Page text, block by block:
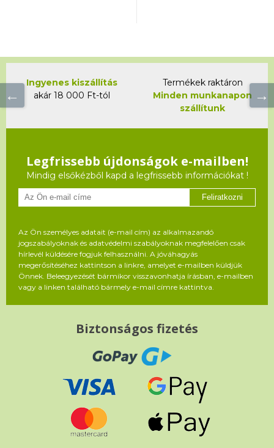
Ingyenes kiszállítás
akár 18 000 Ft-tól
Termékek raktáron
Minden munkanapon
szállítunk
Legfrissebb újdonságok e-mailben!
Mindig elsőkézből kapd a legfrissebb információkat !
Feliratkozni
Az Ön személyes adatait (e-mail cím) az alkalmazandó
jogszabályoknak és adatvédelmi szabályoknak megfelelően csak
hírlevél küldésére fogjuk felhasználni. A jóváhagyás
megerősítéséhez kattintson a linkre, amelyet e-mailben küldjük
Önnek. Beleegyezését bármikor visszavonhatja írásban, e-mailben
vagy a linken található bármely e-mail címre kattintva.
Biztonságos fizetés